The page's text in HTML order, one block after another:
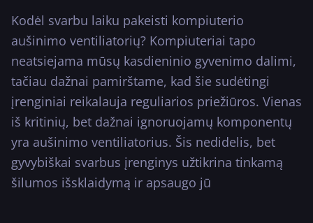
···
Kodėl svarbu laiku pakeisti kompiuterio
aušinimo ventiliatorių? Kompiuteriai tapo
neatsiejama mūsų kasdieninio gyvenimo dalimi,
tačiau dažnai pamirštame, kad šie sudėtingi
įrenginiai reikalauja reguliarios priežiūros. Vienas
iš kritinių, bet dažnai ignoruojamų komponentų
yra aušinimo ventiliatorius. Šis nedidelis, bet
gyvybiškai svarbus įrenginys užtikrina tinkamą
šilumos išsklaidymą ir apsaugo jū